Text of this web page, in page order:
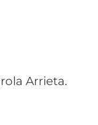
Arrieta.